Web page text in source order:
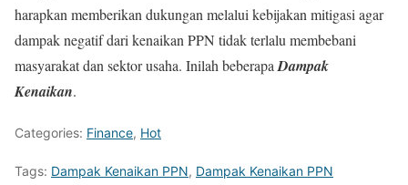
harapkan memberikan dukungan melalui kebijakan mitigasi agar
dampak negatif dari kenaikan PPN tidak terlalu membebani
masyarakat dan sektor usaha. Inilah beberapa Dampak
Kenaikan.
Categories: Finance, Hot
Tags: Dampak Kenaikan PPN, Dampak Kenaikan PPN